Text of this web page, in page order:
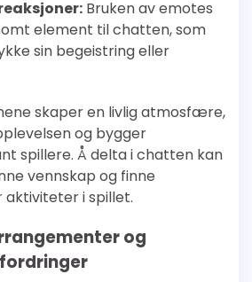
Bruken av emotes
element til chatten, som
sin begeistring eller
skaper en livlig atmosfære,
og bygger
spillere. Å delta i chatten kan
vennskap og finne
i spillet.
og